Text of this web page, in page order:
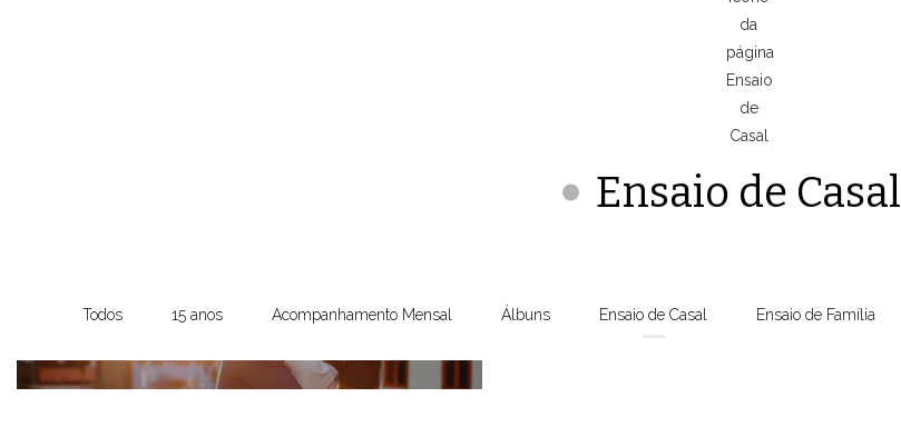
Ensaio de Casal
Todos 15 anos Acompanhamento Mensal Álbuns Ensaio de Casal Ensaio de Família